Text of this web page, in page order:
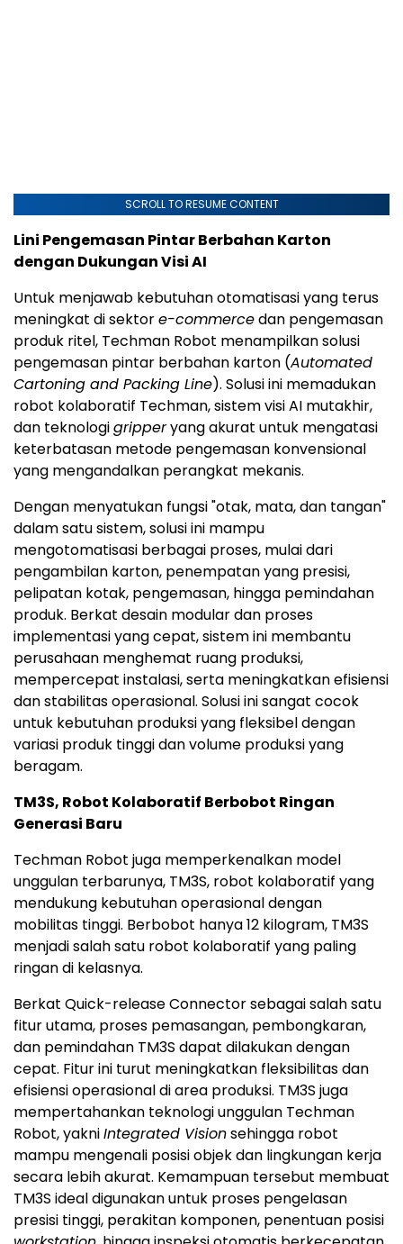
SCROLL TO RESUME CONTENT
Lini Pengemasan Pintar Berbahan Karton
dengan Dukungan Visi AI
Untuk menjawab kebutuhan otomatisasi yang terus
meningkat di sektore-commercedan pengemasan
produk ritel, Techman Robot menampilkan solusi
pengemasan pintar berbahan karton (Automated
Cartoning and Packing Line). Solusi ini memadukan
robot kolaboratif Techman, sistem visi AI mutakhir,
dan teknologigripperyang akurat untuk mengatasi
keterbatasan metode pengemasan konvensional
yang mengandalkan perangkat mekanis.
Dengan menyatukan fungsi "otak, mata, dan tangan"
dalam satu sistem, solusi ini mampu
mengotomatisasi berbagai proses, mulai dari
pengambilan karton, penempatan yang presisi,
pelipatan kotak, pengemasan, hingga pemindahan
produk. Berkat desain modular dan proses
implementasi yang cepat, sistem ini membantu
perusahaan menghemat ruang produksi,
mempercepat instalasi, serta meningkatkan efisiensi
dan stabilitas operasional. Solusi ini sangat cocok
untuk kebutuhan produksi yang fleksibel dengan
variasi produk tinggi dan volume produksi yang
beragam.
TM3S, Robot Kolaboratif Berbobot Ringan
Generasi Baru
Techman Robot juga memperkenalkan model
unggulan terbarunya, TM3S, robot kolaboratif yang
mendukung kebutuhan operasional dengan
mobilitas tinggi. Berbobot hanya 12 kilogram, TM3S
menjadi salah satu robot kolaboratif yang paling
ringan di kelasnya.
Berkat Quick-release Connector sebagai salah satu
fitur utama, proses pemasangan, pembongkaran,
dan pemindahan TM3S dapat dilakukan dengan
cepat. Fitur ini turut meningkatkan fleksibilitas dan
efisiensi operasional di area produksi. TM3S juga
mempertahankan teknologi unggulan Techman
Robot, yakniIntegrated Visionsehingga robot
mampu mengenali posisi objek dan lingkungan kerja
secara lebih akurat. Kemampuan tersebut membuat
TM3S ideal digunakan untuk proses pengelasan
presisi tinggi, perakitan komponen, penentuan posisi